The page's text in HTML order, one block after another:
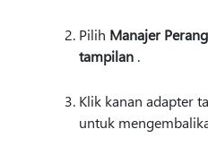
Pilih Manajer
tampilan .
Klik kanan adapter
untuk